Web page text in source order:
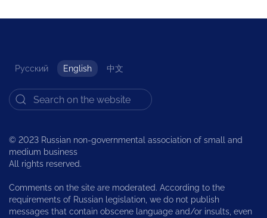
Русский English 中文
© 2023 Russian non-governmental association of small and
medium business
All rights reserved.
Comments on the site are moderated. According to the
requirements of Russian legislation, we do not publish
messages that contain obscene language and/or insults, even